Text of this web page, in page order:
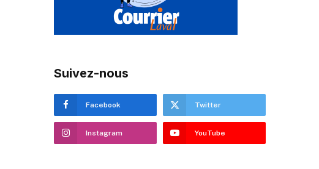
Suivez-nous
Facebook Twitter
Instagram YouTube